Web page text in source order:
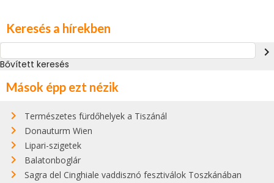
Keresés a hírekben
navigate_next
Bővített keresés
Mások épp ezt nézik
Természetes fürdőhelyek a Tiszánál
Donauturm Wien
Lipari-szigetek
Balatonboglár
Sagra del Cinghiale vaddisznó fesztiválok Toszkánában